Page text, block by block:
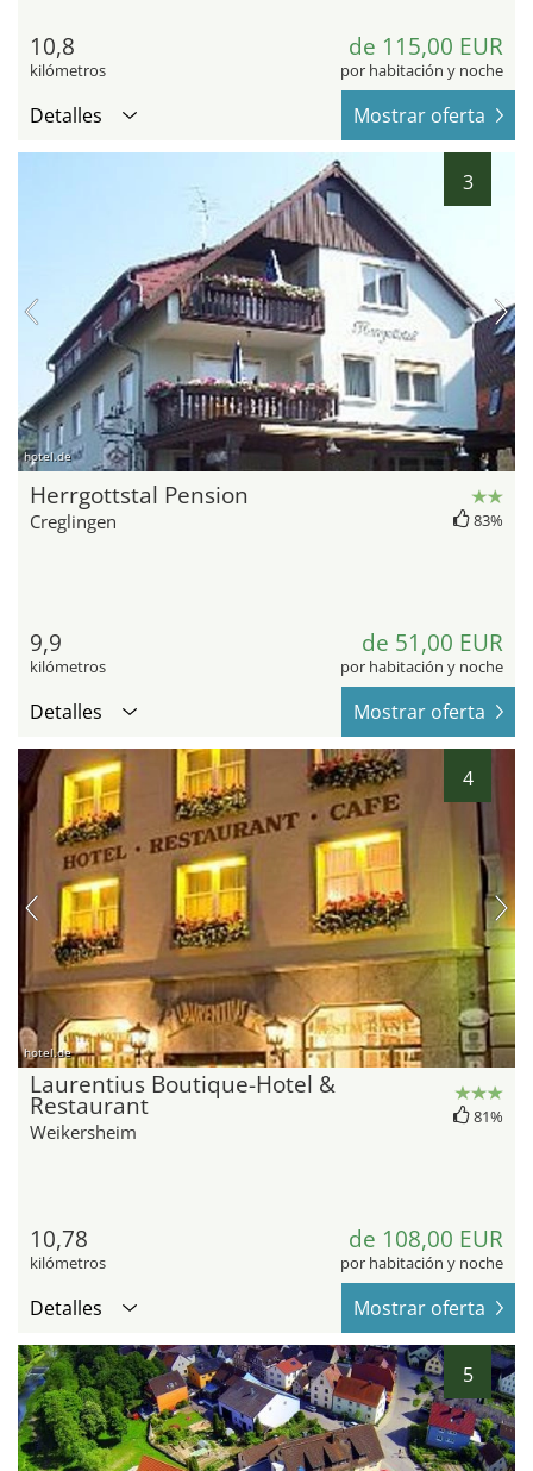
10,8
kilómetros
de 115,00 EUR
por habitación y noche
Detalles Mostrar oferta
3
hotel.de
Herrgottstal Pension
Creglingen 83%
9,9
kilómetros
de 51,00 EUR
por habitación y noche
Detalles Mostrar oferta
4
hotel.de
Laurentius Boutique-Hotel &
Restaurant
Weikersheim
81%
10,78
kilómetros
de 108,00 EUR
por habitación y noche
Detalles Mostrar oferta
5